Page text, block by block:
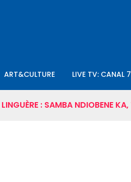
ART&CULTURE LIVE TV: CANAL
: SAMBA NDIOBENE